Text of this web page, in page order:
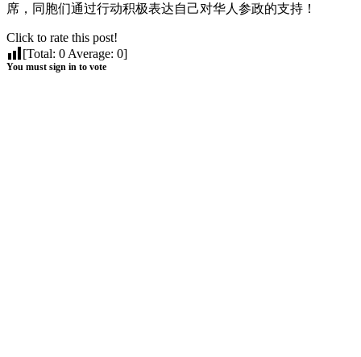
席，同胞们通过行动积极表达自己对华人参政的支持！
Click to rate this post!
[Total: 0 Average: 0]
You must sign in to vote